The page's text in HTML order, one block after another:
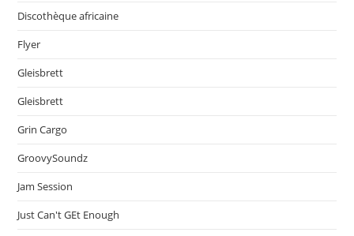
Discothèque africaine
Flyer
Gleisbrett
Gleisbrett
Grin Cargo
GroovySoundz
Jam Session
Just Can't GEt Enough